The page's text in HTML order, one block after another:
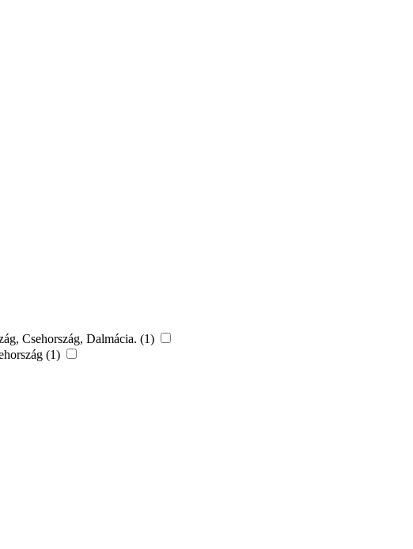
Csehország, Dalmácia. (1)
(1)